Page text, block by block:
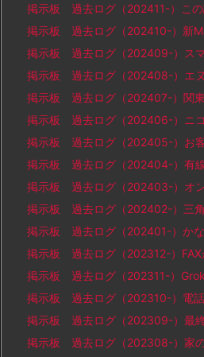
掲示板 過去ログ（202411-）この
掲示板 過去ログ（202410-）新
掲示板 過去ログ（202409-）ス
掲示板 過去ログ（202408-）エ
掲示板 過去ログ（202407-）関
掲示板 過去ログ（202406-）ニ
掲示板 過去ログ（202405-）お
掲示板 過去ログ（202404-）有
掲示板 過去ログ（202403-）オ
掲示板 過去ログ（202402-）三
掲示板 過去ログ（202401-）か
掲示板 過去ログ（202312-）FAX
掲示板 過去ログ（202311-）
掲示板 過去ログ（202310-）電
掲示板 過去ログ（202309-）最
掲示板 過去ログ（202308-）家